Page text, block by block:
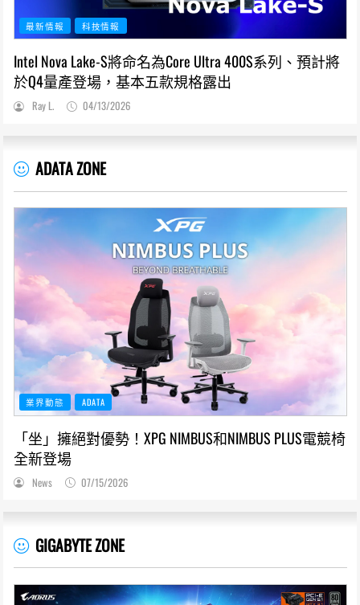
最新情報 科技情報
Intel Nova Lake-S將命名為Core Ultra 400S系列、預計將
於Q4量產登場，基本五款規格露出
Ray L. 04/13/2026
ADATA ZONE
業界動態 ADATA
「坐」擁絕對優勢！XPG NIMBUS和NIMBUS PLUS電競椅
全新登場
News 07/15/2026
GIGABYTE ZONE